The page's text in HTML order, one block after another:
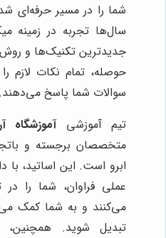
شما را در مسیر حرفه‌ای
سال‌ها تجربه در زمینه
جدیدترین تکنیک‌ها و
حوصله، تمام نکات لازم
سوالات شما پاسخ می‌دهند.
تیم آموزشیآموزشگاه
متخصصان برجسته و
ابرو است. این اساتید،
عملی فراوان، شما را
می‌کنند و به شما کمک
تبدیل شوید. همچنین،